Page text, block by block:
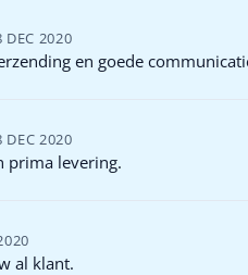
DEC 2020
en goede
DEC 2020
prima levering.
al klant.